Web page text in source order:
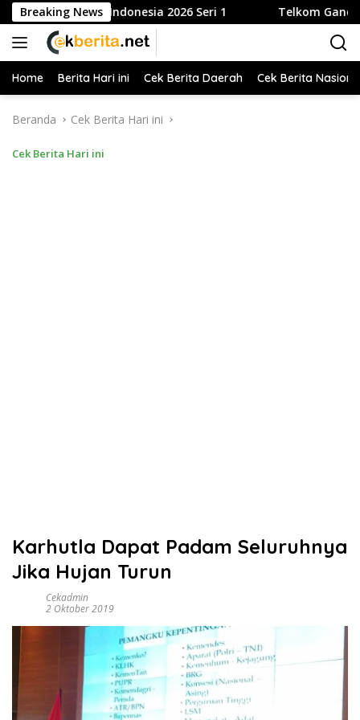
Langsung
ke
konten
Breaking News
Indonesia 2026 Seri 1 Telkom Gandeng Pemkot
Home Berita Hari ini Cek Berita Daerah Cek Berita
Beranda Cek Berita Hari ini
Cek Berita Hari ini
Karhutla Dapat Padam Seluruhnya
Jika Hujan Turun
Cekadmin
2 Oktober 2019